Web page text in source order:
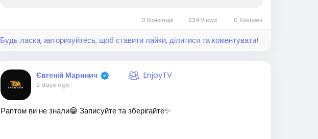
0 Коментарі 234 Views 0 Reviews
Будь ласка, авторизуйтесь, щоб ставити лайки, ділитися та коментувати!
Євгеній Маринич EnjoyTV
2 days ago
Раптом ви не знали😁 Записуйте та зберігайте✨